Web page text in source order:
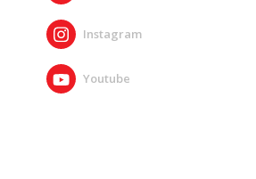
Instagram
Youtube